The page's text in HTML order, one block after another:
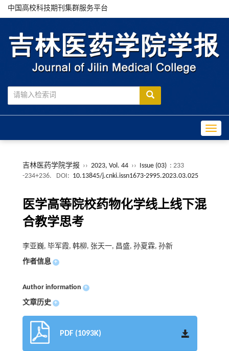
中国高校科技期刊集群服务平台
吉林医药学院学报 ›› 2023, Vol. 44 ›› Issue (03) : 233
-234+236.
DOI: 10.13845/j.cnki.issn1673-2995.2023.03.025
医学高等院校药物化学线上线下混
合教学思考
李亚巍, 毕军霞, 韩柳, 张天一, 昌盛, 孙夏霖, 孙新
作者信息 +
Author information +
文章历史 +
PDF (1093K)